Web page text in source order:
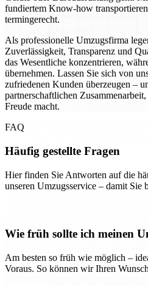
fundiertem Know-how
termingerecht.
Als professionelle Umzugsfirma
Zuverlässigkeit, Transparenz und
das Wesentliche konzentrieren,
übernehmen. Lassen Sie sich von
zufriedenen Kunden überzeugen –
partnerschaftlichen
Freude macht.
FAQ
Häufig gestellte Fragen
Hier finden Sie Antworten auf die
unseren Umzugsservice – damit Sie
Wie früh sollte ich meinen
Am besten so früh wie möglich –
Voraus. So können wir Ihren